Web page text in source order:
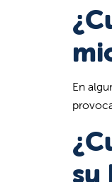
En
su